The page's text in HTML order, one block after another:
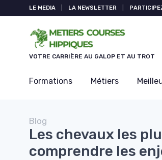
LE MEDIA LA NEWSLETTER
VOTRE CARRIÈRE AU GALOP ET AU TROT
Formations Métiers
Blog
Les chevaux les
comprendre les
Panneau de gestion des cookies